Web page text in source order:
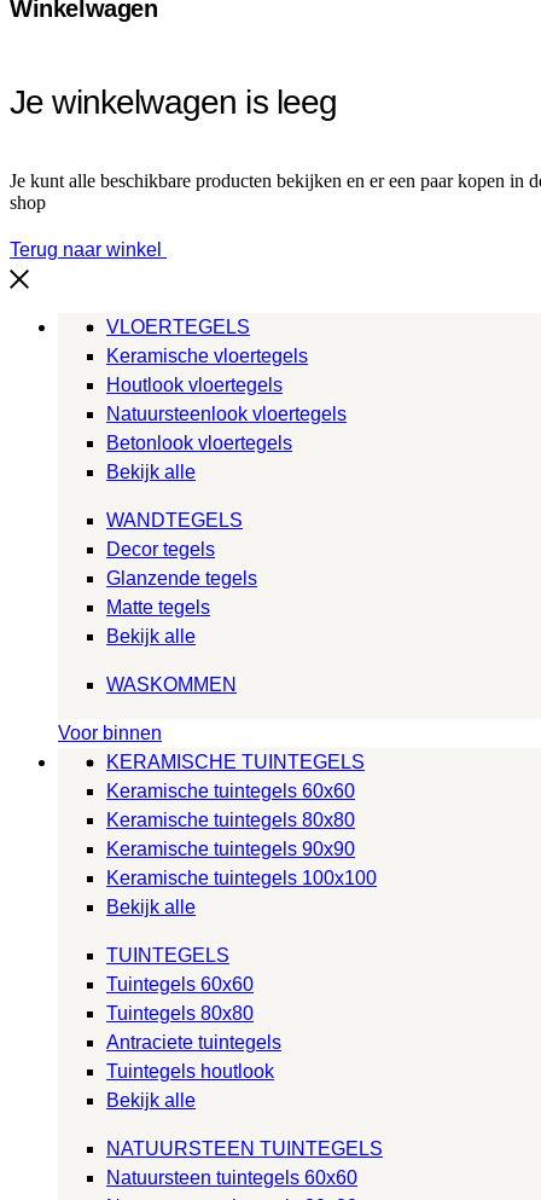
Winkelwagen
Je winkelwagen is leeg
Je kunt alle beschikbare producten bekijken en er een paar kopen in
shop
Terug naar winkel
VLOERTEGELS
Keramische vloertegels
Houtlook vloertegels
Natuursteenlook vloertegels
Betonlook vloertegels
Bekijk alle
WANDTEGELS
Decor tegels
Glanzende tegels
Matte tegels
Bekijk alle
WASKOMMEN
Voor binnen
KERAMISCHE TUINTEGELS
Keramische tuintegels 60x60
Keramische tuintegels 80x80
Keramische tuintegels 90x90
Keramische tuintegels 100x100
Bekijk alle
TUINTEGELS
Tuintegels 60x60
Tuintegels 80x80
Antraciete tuintegels
Tuintegels houtlook
Bekijk alle
NATUURSTEEN TUINTEGELS
Natuursteen tuintegels 60x60